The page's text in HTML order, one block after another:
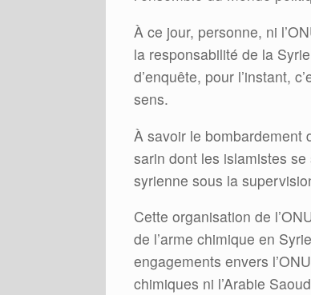
À ce jour, personne, ni
la responsabilité de la
d’enquête, pour l’instant,
sens.
À savoir le bombardement
sarin dont les islamistes
syrienne sous la
Cette organisation de
de l’arme chimique en
engagements envers
chimiques ni l’Arabie